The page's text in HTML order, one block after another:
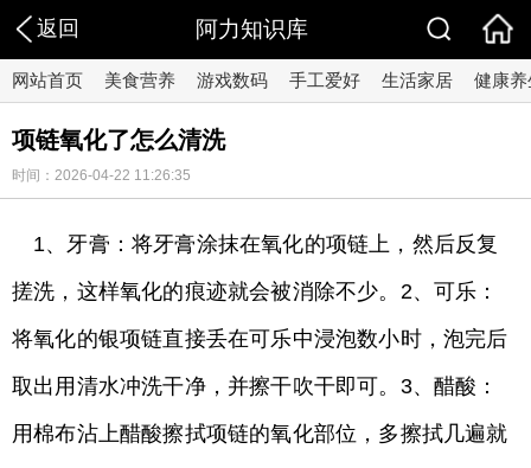
返回 阿力知识库
网站首页 美食营养 游戏数码 手工爱好 生活家居 健康养
项链氧化了怎么清洗
时间：2026-04-22 11:26:35
1、牙膏：将牙膏涂抹在氧化的项链上，然后反复
搓洗，这样氧化的痕迹就会被消除不少。2、可乐：
将氧化的银项链直接丢在可乐中浸泡数小时，泡完后
取出用清水冲洗干净，并擦干吹干即可。3、醋酸：
用棉布沾上醋酸擦拭项链的氧化部位，多擦拭几遍就